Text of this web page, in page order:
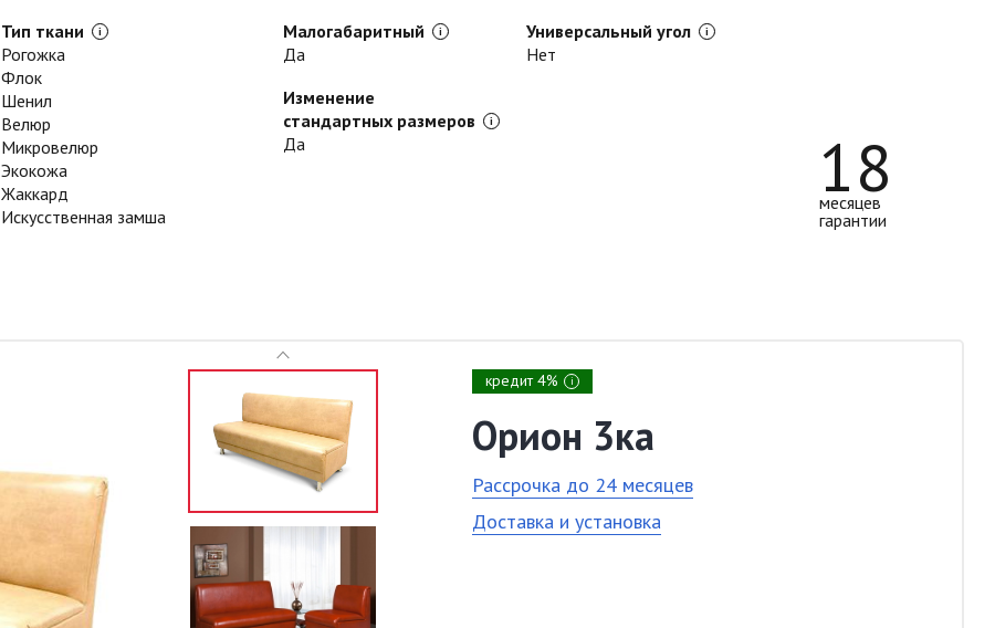
Тип ткани
Рогожка
Флок
Шенил
Велюр
Микровелюр
Экокожа
Жаккард
Искусственная замша
Малогабаритный
Да
Изменение
стандартных размеров
Да
Универсальный угол
Нет
18
месяцев
гарантии
кредит 4% i
Орион 3ка
Рассрочка до 24 месяцев
Доставка и установка